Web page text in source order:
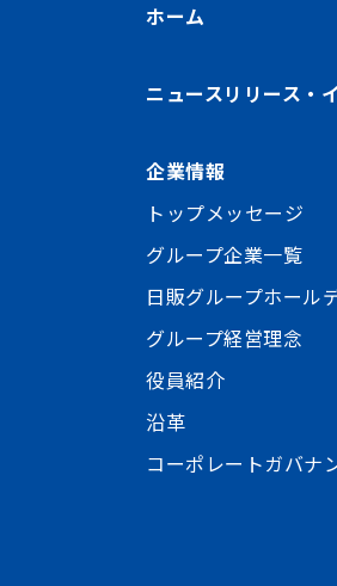
ホーム
ニュースリリース・
企業情報
トップメッセージ
グループ企業一覧
日販グループホール
グループ経営理念
役員紹介
沿革
コーポレートガバナ